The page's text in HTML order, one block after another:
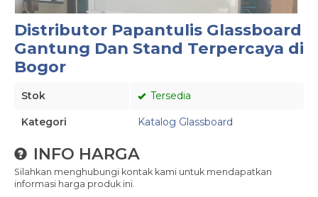
Distributor Papantulis Glassboard
Gantung Dan Stand Terpercaya di
Bogor
Stok Tersedia
Kategori Katalog Glassboard
INFO HARGA
Silahkan menghubungi kontak kami untuk mendapatkan
informasi harga produk ini.